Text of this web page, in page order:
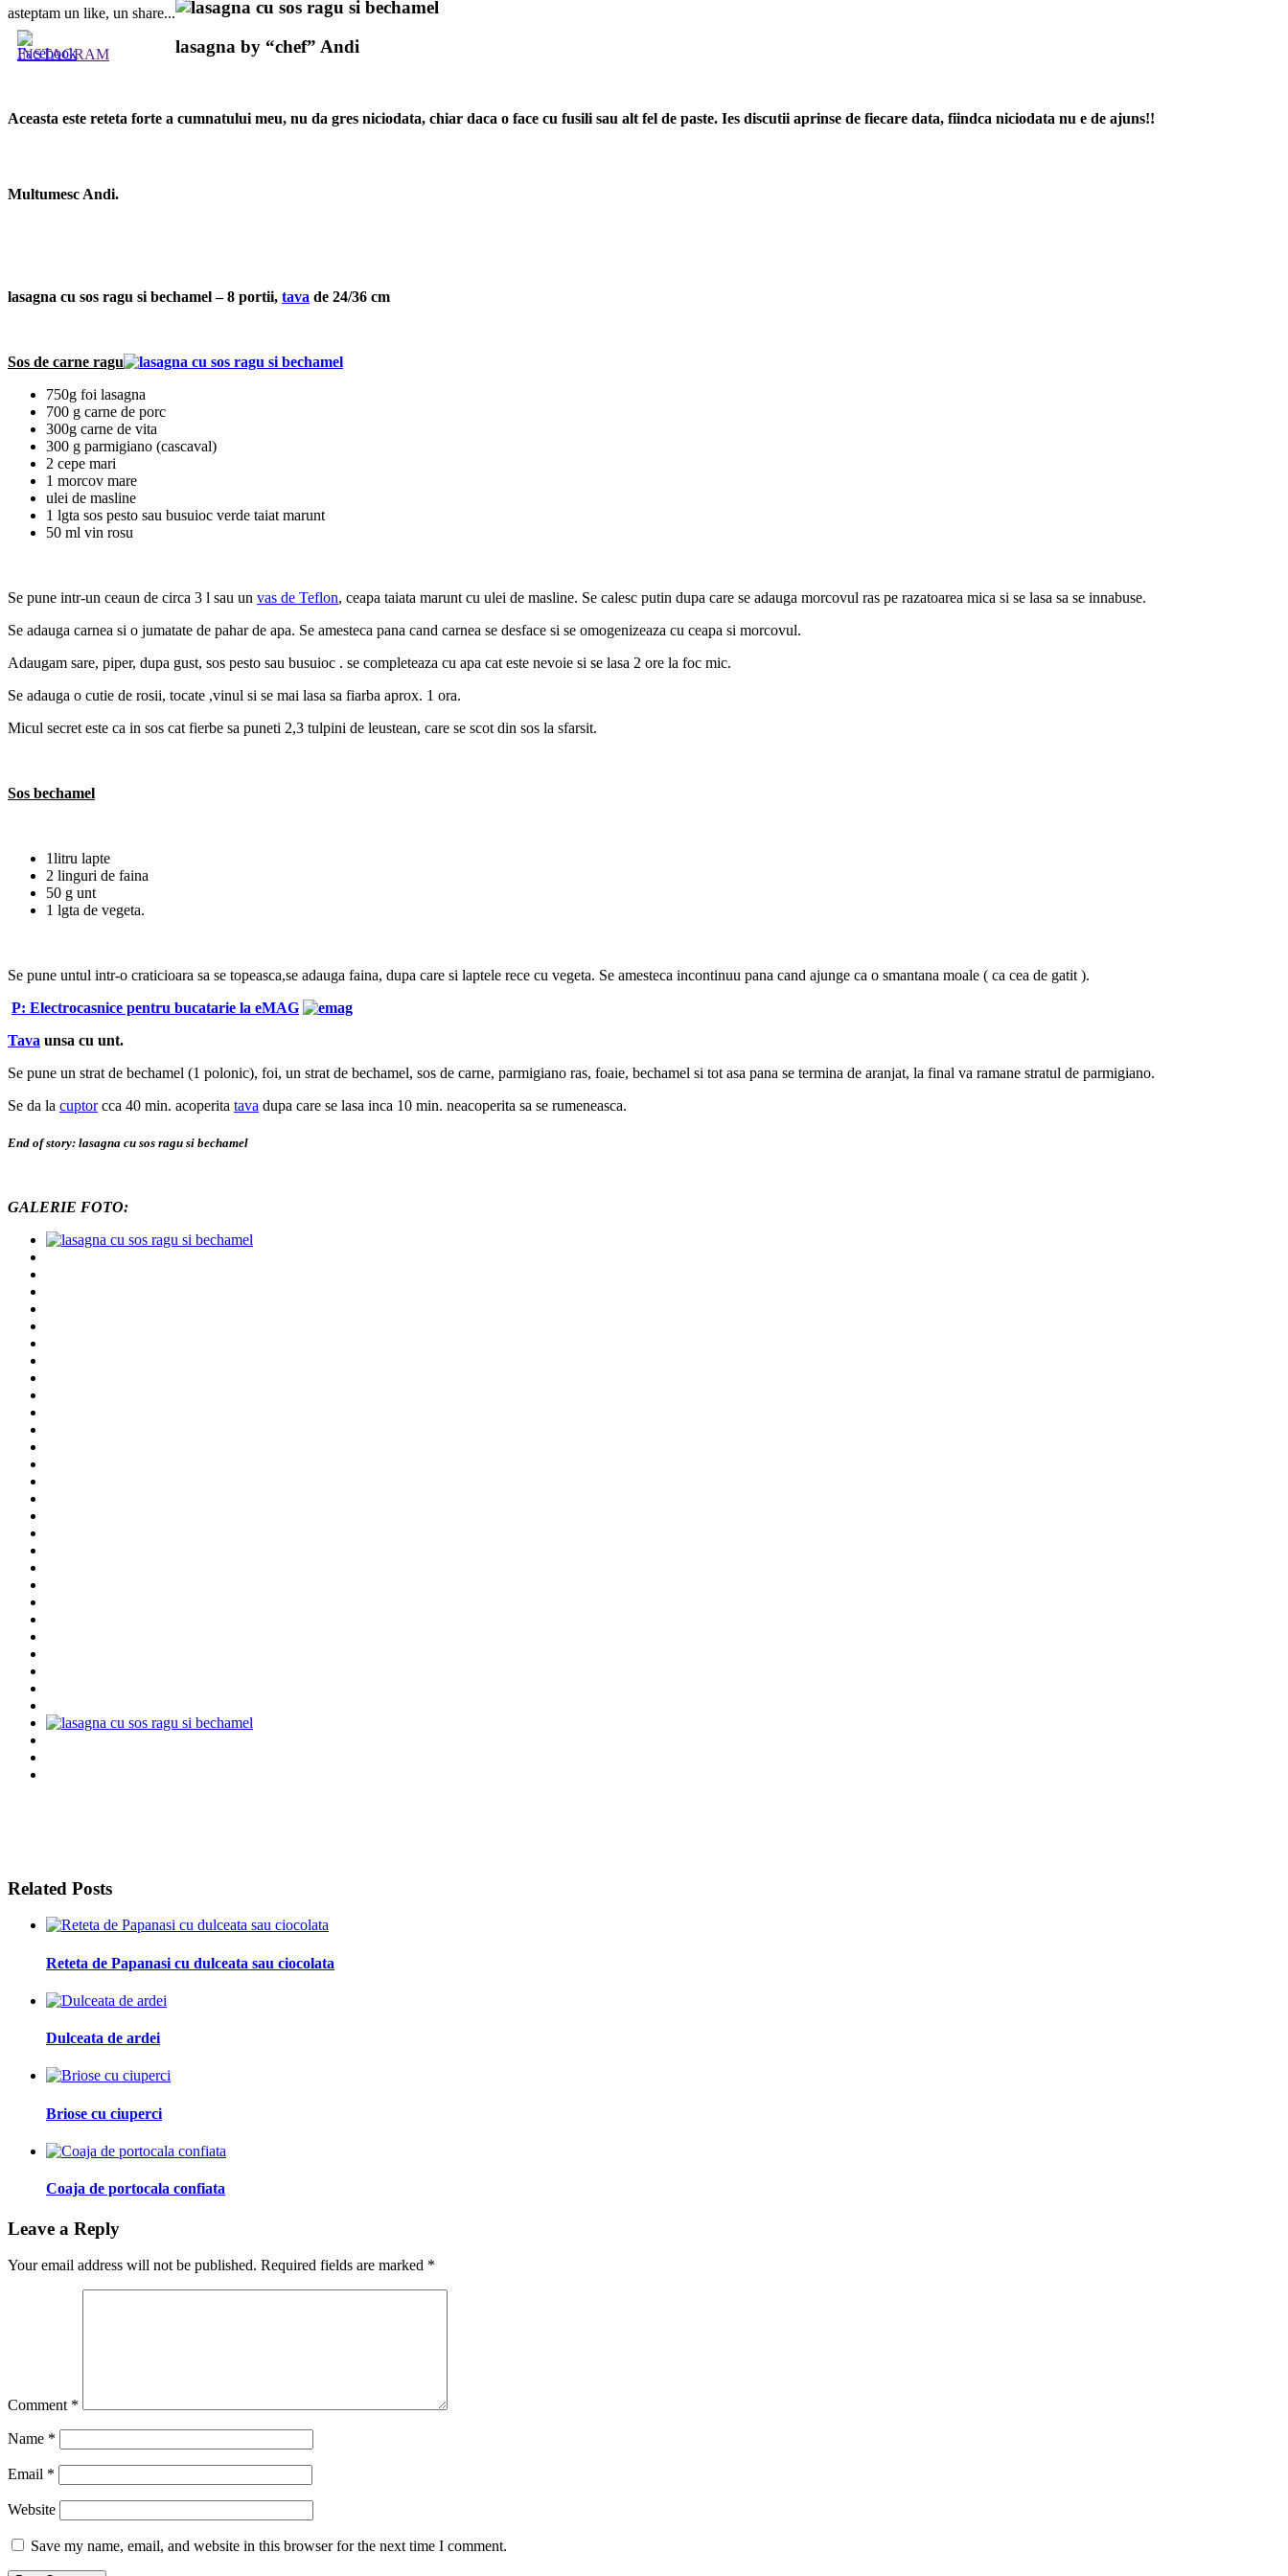
asteptam un like, un share...
lasagna by “chef” Andi
Aceasta este reteta forte a cumnatului meu, nu da gres niciodata, chiar daca o face cu fusili sau alt fel de paste. Ies discutii aprinse de fiecare data, fiindca niciodata nu e de ajuns!!
Multumesc Andi.
lasagna cu sos ragu si bechamel – 8 portii, tava de 24/36 cm
Sos de carne ragu
750g foi lasagna
700 g carne de porc
300g carne de vita
300 g parmigiano (cascaval)
2 cepe mari
1 morcov mare
ulei de masline
1 lgta sos pesto sau busuioc verde taiat marunt
50 ml vin rosu
Se pune intr-un ceaun de circa 3 l sau un vas de Teflon, ceapa taiata marunt cu ulei de masline. Se calesc putin dupa care se adauga morcovul ras pe razatoarea mica si se lasa sa se innabuse.
Se adauga carnea si o jumatate de pahar de apa. Se amesteca pana cand carnea se desface si se omogenizeaza cu ceapa si morcovul.
Adaugam sare, piper, dupa gust, sos pesto sau busuioc . se completeaza cu apa cat este nevoie si se lasa 2 ore la foc mic.
Se adauga o cutie de rosii, tocate ,vinul si se mai lasa sa fiarba aprox. 1 ora.
Micul secret este ca in sos cat fierbe sa puneti 2,3 tulpini de leustean, care se scot din sos la sfarsit.
Sos bechamel
1litru lapte
2 linguri de faina
50 g unt
1 lgta de vegeta.
Se pune untul intr-o craticioara sa se topeasca,se adauga faina, dupa care si laptele rece cu vegeta. Se amesteca incontinuu pana cand ajunge ca o smantana moale ( ca cea de gatit ).
P: Electrocasnice pentru bucatarie la eMAG
Tava unsa cu unt.
Se pune un strat de bechamel (1 polonic), foi, un strat de bechamel, sos de carne, parmigiano ras, foaie, bechamel si tot asa pana se termina de aranjat, la final va ramane stratul de parmigiano.
Se da la cuptorcca 40 min. acoperita tava dupa care se lasa inca 10 min. neacoperita sa se rumeneasca.
End of story: lasagna cu sos ragu si bechamel
GALERIE FOTO:
Related Posts
Reteta de Papanasi cu dulceata sau ciocolata
Dulceata de ardei
Briose cu ciuperci
Coaja de portocala confiata
Leave a Reply
Your email address will not be published. Required fields are marked *
Comment *
Name *
Email *
Website
Save my name, email, and website in this browser for the next time I comment.